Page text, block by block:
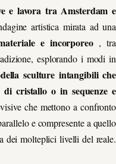
e lavora tra Amsterdam e
artistica mirata ad una
e incorporeo, tra
esplorando i modi in
sculture intangibili che
cristallo o in sequenze e
che mettono a confronto
e compresente a quello
dei molteplici livelli del reale.